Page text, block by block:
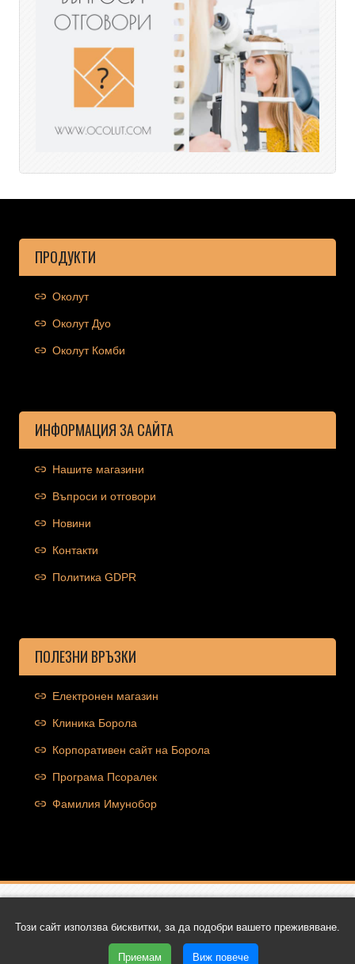
ПРОДУКТИ
Околут
Околут Дуо
Околут Комби
ИНФОРМАЦИЯ ЗА САЙТА
Нашите магазини
Въпроси и отговори
Новини
Контакти
Политика GDPR
ПОЛЕЗНИ ВРЪЗКИ
Електронен магазин
Клиника Борола
Корпоративен сайт на Борола
Програма Псоралек
Фамилия Имунобор
Copyright © 2026 Ocolut.com | Всички права запазени | Уеб
дизайн и SEO от Трибест
Този сайт използва бисквитки, за да подобри вашето преживяване.
Приемам Виж повече